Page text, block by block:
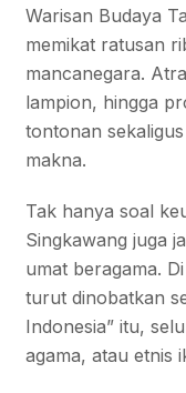
Warisan Budaya
memikat ratusan
mancanegara.
lampion, hingga
tontonan
makna.
Tak hanya soal
Singkawang juga
umat beragama.
turut dinobatkan
Indonesia” itu,
agama, atau etnis